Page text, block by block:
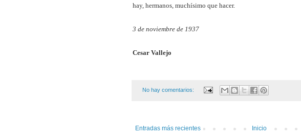
hay, hermanos, muchísimo que hacer.
3 de noviembre de 1937
Cesar Vallejo
No hay comentarios:
Entradas más recientes
Inicio